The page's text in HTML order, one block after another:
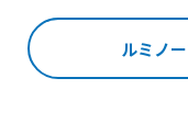
ルミノ